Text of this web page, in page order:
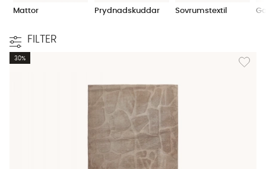
Mattor Prydnadskuddar Sovrumstextil
FILTER
Lägg
30%